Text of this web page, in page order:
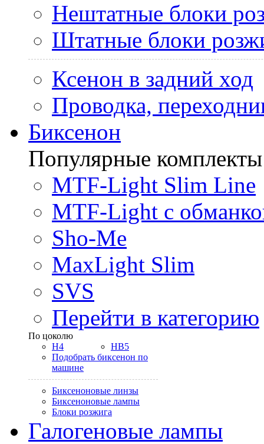
Нештатные блоки
Штатные блоки
Ксенон в задний ход
Проводка,
Биксенон
Популярные комплекты
MTF-Light Slim Line
MTF-Light с
Sho-Me
MaxLight Slim
SVS
Перейти в категорию
По цоколю
H4
HB5
Подобрать биксенон по
машине
Биксеноновые линзы
Биксеноновые лампы
Блоки розжига
Галогеновые лампы